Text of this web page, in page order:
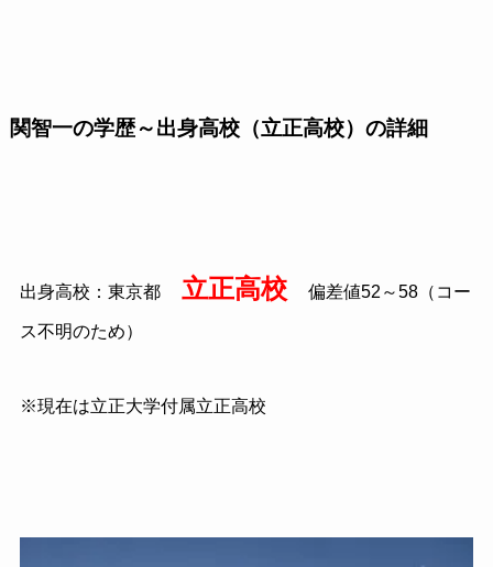
関智一の学歴～出身高校（立正高校）の詳細
出身高校：東京都 立正高校 偏差値52～58（コー
ス不明のため）
※現在は立正大学付属立正高校